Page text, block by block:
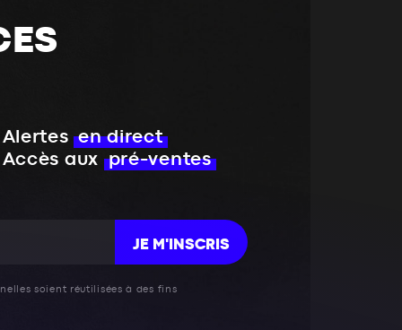
Alertes en direct
Accès aux pré-ventes
JE M'INSCRIS
soient réutilisées à des fins